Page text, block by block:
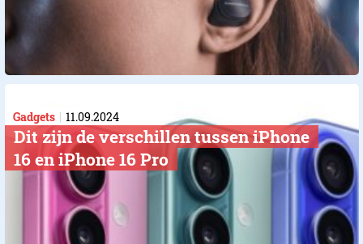
Gadgets 11.09.2024
Dit zijn de verschillen tussen iPhone
16 en iPhone 16 Pro